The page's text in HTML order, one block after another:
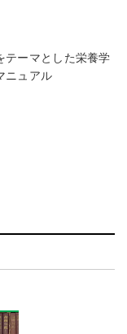
テーマとした栄養学
ニュアル